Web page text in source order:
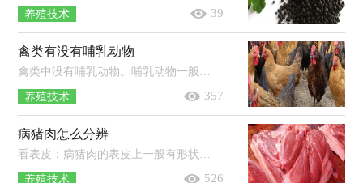
养殖技术 39
禽类有没有哺乳动物
养殖技术 357
病猪肉怎么分辨
养殖技术 526